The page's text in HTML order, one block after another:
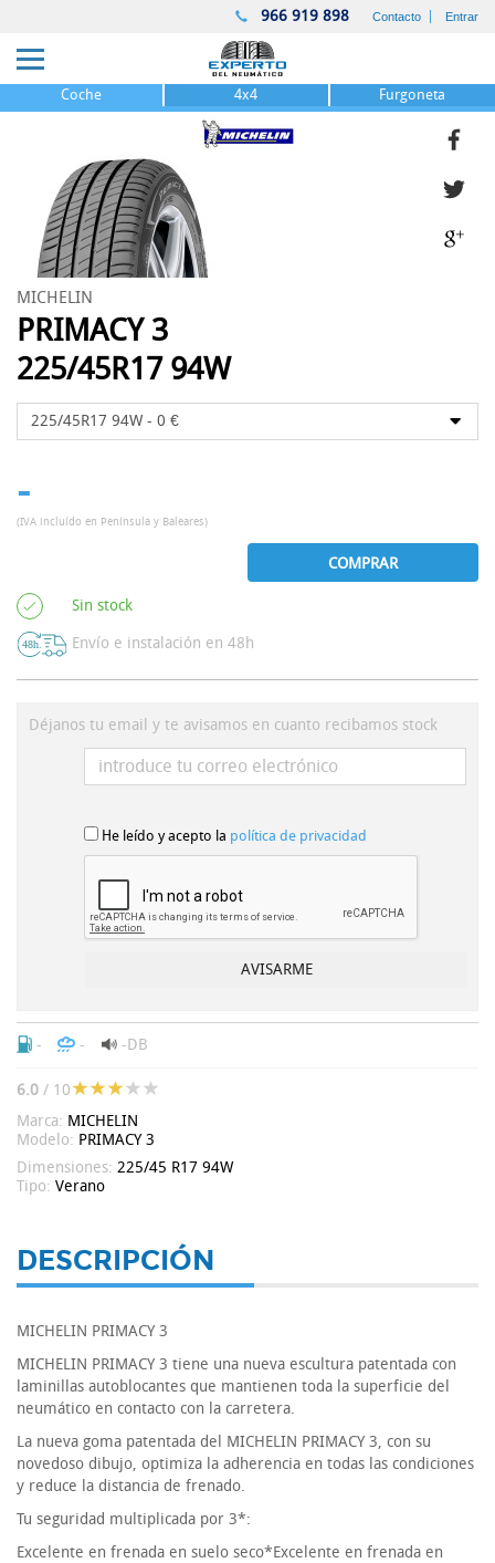
966 919 898 Contacto Entrar
Coche 4x4 Furgoneta
MICHELIN
PRIMACY 3
225/45R17 94W
-
(IVA incluído en Península y Baleares)
COMPRAR
Sin stock
Envío e instalación en 48h
Déjanos tu email y te avisamos en cuanto recibamos stock
He leído y acepto la política de privacidad
- - -DB
6.0 / 10
Marca: MICHELIN
Modelo: PRIMACY 3
Dimensiones: 225/45 R17 94W
Tipo: Verano
DESCRIPCIÓN
MICHELIN PRIMACY 3
MICHELIN PRIMACY 3 tiene una nueva escultura patentada con
laminillas autoblocantes que mantienen toda la superficie del
neumático en contacto con la carretera.
La nueva goma patentada del MICHELIN PRIMACY 3, con su
novedoso dibujo, optimiza la adherencia en todas las condiciones
y reduce la distancia de frenado.
Tu seguridad multiplicada por 3*:
Excelente en frenada en suelo seco*Excelente en frenada en